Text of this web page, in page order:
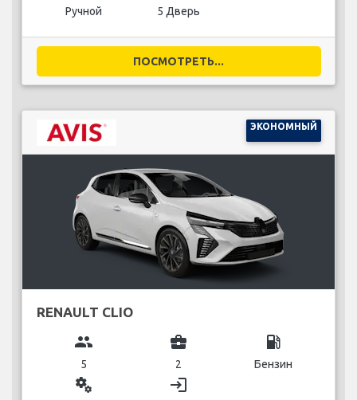
Ручной 5 Дверь
ПОСМОТРЕТЬ...
ЭКОНОМНЫЙ
RENAULT CLIO
group
5
business_center
2
local_gas_station
Бензин
miscellaneous_services login